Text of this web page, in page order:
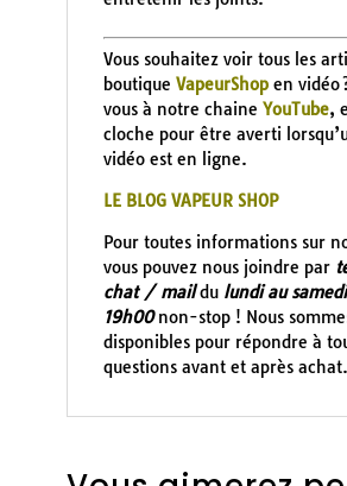
Vous souhaitez voir tous les
boutique VapeurShopen vidéo
vous à notre chaine YouTube,
cloche pour être averti
vidéo est en ligne.
LE BLOG VAPEUR SHOP
Pour toutes informations sur
vous pouvez nous joindre par
chat / maildu lundi au samedi
19h00non-stop ! Nous
disponibles pour répondre à
questions avant et après achat.